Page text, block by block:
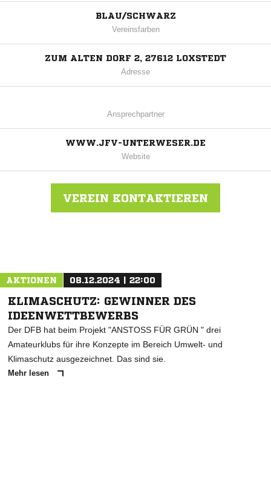
BLAU/SCHWARZ
Vereinsfarben
ZUM ALTEN DORF 2, 27612 LOXSTEDT
Adresse
Ansprechpartner
WWW.JFV-UNTERWESER.DE
Website
VEREIN KONTAKTIEREN
AKTIONEN 08.12.2024 | 22:00
KLIMASCHUTZ: GEWINNER DES
IDEENWETTBEWERBS
Der DFB hat beim Projekt "ANSTOSS FÜR GRÜN " drei
Amateurklubs für ihre Konzepte im Bereich Umwelt- und
Klimaschutz ausgezeichnet. Das sind sie.
Mehr lesen